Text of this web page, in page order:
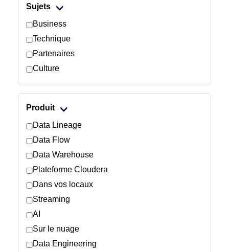
Services financiers
Industrie manufacturière
Assurance
Télécommunications
Technologie
Secteur public
Santé
Éducation
Salle de presse
Sujets
Business
Technique
Partenaires
Culture
Produit
Data Lineage
Data Flow
Data Warehouse
Plateforme Cloudera
Dans vos locaux
Streaming
AI
Sur le nuage
Data Engineering